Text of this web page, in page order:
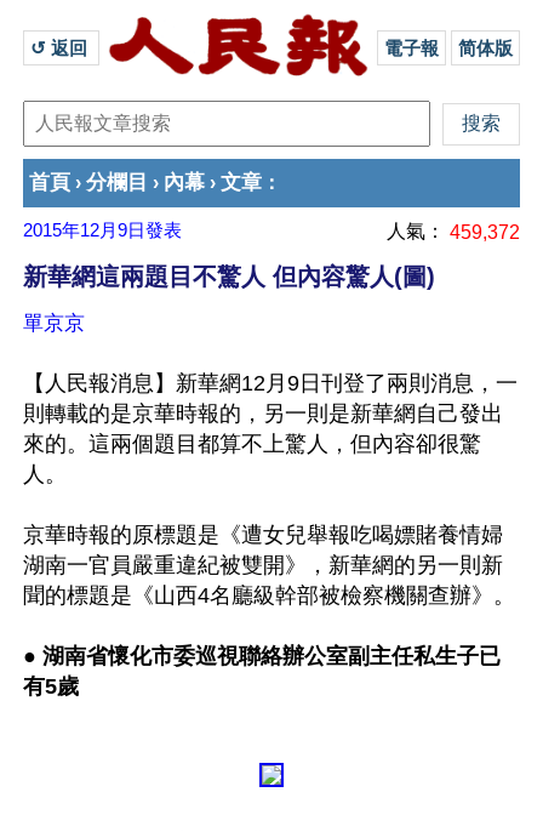
↺ 返回 電子報 简体版
首頁 › 分欄目 › 內幕 › 文章 ：
2015年12月9日發表 人氣： 459,372
新華網這兩題目不驚人 但內容驚人(圖)
單京京
【人民報消息】新華網12月9日刊登了兩則消息，一
則轉載的是京華時報的，另一則是新華網自己發出
來的。這兩個題目都算不上驚人，但內容卻很驚
人。
京華時報的原標題是《遭女兒舉報吃喝嫖賭養情婦
湖南一官員嚴重違紀被雙開》，新華網的另一則新
聞的標題是《山西4名廳級幹部被檢察機關查辦》。
● 湖南省懷化市委巡視聯絡辦公室副主任私生子已
有5歲